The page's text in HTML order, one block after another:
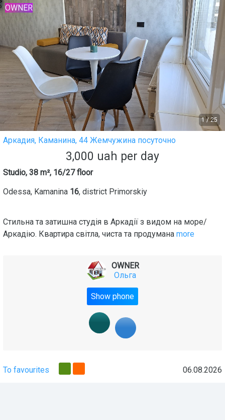
1/25
OWNER
Аркадия, Каманина, 44 Жемчужина посуточно
3,000 uah per day
Studio, 38 m², 16/27 floor
Odessa, Kamanina 16, district Primorskiy
Стильна та затишна студія в Аркадії з видом на море/
Аркадiю. Квартира світла, чиста та продумана more
OWNER
Ольга
Show phone
To favourites 06.08.2026